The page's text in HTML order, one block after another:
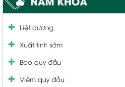
Liệt dương
Xuất tinh sớm
Bao quy đầu
Viêm quy đầu